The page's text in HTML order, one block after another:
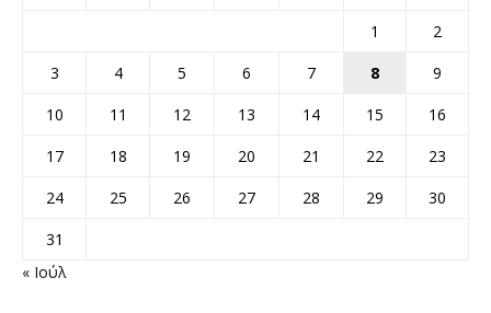
1
2
3
4 5 6 7 8
9
10
11 12 13 14 15
16
17
18 19 20 21 22
23
24
25 26 27 28 29
30
31
« Ιούλ